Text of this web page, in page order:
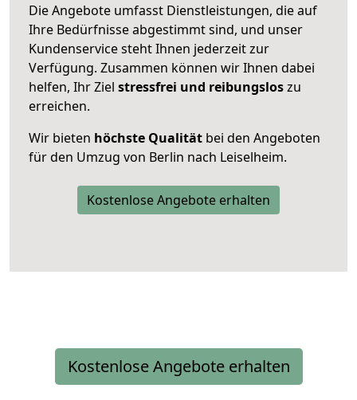
Die Angebote umfasst Dienstleistungen, die auf
Ihre Bedürfnisse abgestimmt sind, und unser
Kundenservice steht Ihnen jederzeit zur
Verfügung. Zusammen können wir Ihnen dabei
helfen, Ihr Ziel stressfrei und reibungsloszu
erreichen.
Wir bieten höchste Qualität bei den Angeboten
für den Umzug von Berlin nach Leiselheim.
Kostenlose Angebote erhalten
Kostenlose Angebote erhalten